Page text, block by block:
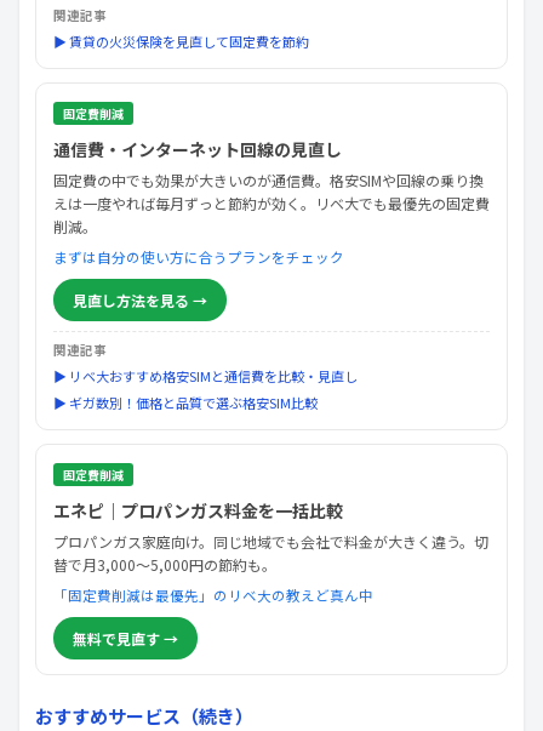
関連記事
▶ 賃貸の火災保険を見直して固定費を節約
固定費削減
通信費・インターネット回線の見直し
固定費の中でも効果が大きいのが通信費。格安SIMや回線の乗り換
えは一度やれば毎月ずっと節約が効く。リベ大でも最優先の固定費
削減。
まずは自分の使い方に合うプランをチェック
見直し方法を見る →
関連記事
▶ リベ大おすすめ格安SIMと通信費を比較・見直し
▶ ギガ数別！価格と品質で選ぶ格安SIM比較
固定費削減
エネピ｜プロパンガス料金を一括比較
プロパンガス家庭向け。同じ地域でも会社で料金が大きく違う。切
替で月3,000〜5,000円の節約も。
「固定費削減は最優先」のリベ大の教えど真ん中
無料で見直す →
おすすめサービス（続き）